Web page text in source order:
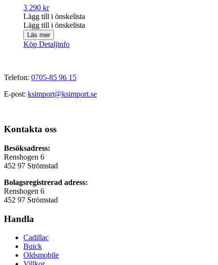
3 290 kr
Lägg till i önskelista
Lägg till i önskelista
Läs mer
Köp Detaljinfo
Telefon: 0705-85 96 15
E-post: ksimport@ksimport.se
Kontakta oss
Besöksadress:
Renshogen 6
452 97 Strömstad
Bolagsregistrerad adress:
Renshogen 6
452 97 Strömstad
Handla
Cadillac
Buick
Oldsmobile